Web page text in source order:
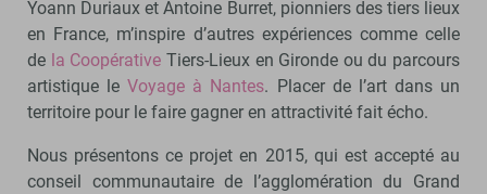
Yoann Duriaux et Antoine Burret, pionniers des tiers lieux
en France, m’inspire d’autres expériences comme celle
de la Coopérative Tiers-Lieux en Gironde ou du parcours
artistique le Voyage à Nantes. Placer de l’art dans un
territoire pour le faire gagner en attractivité fait écho.
Nous présentons ce projet en 2015, qui est accepté au
conseil communautaire de l’agglomération du Grand